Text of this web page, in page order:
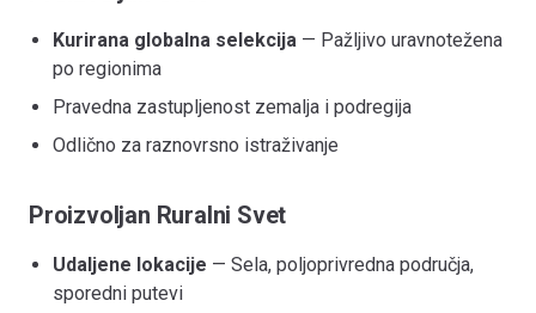
Kurirana globalna selekcija — Pažljivo uravnotežena
po regionima
Pravedna zastupljenost zemalja i podregija
Odlično za raznovrsno istraživanje
Proizvoljan Ruralni Svet
Udaljene lokacije — Sela, poljoprivredna područja,
sporedni putevi